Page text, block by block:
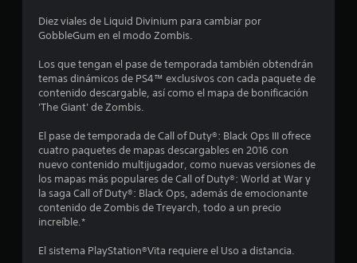
o
t
a
l
d
6
Diez viales de Liquid Divinium para cambiar por
GobbleGum en el modo Zombis.
Los que tengan el pase de temporada también obtendrán
temas dinámicos de PS4™ exclusivos con cada paquete de
contenido descargable, así como el mapa de bonificación
'The Giant' de Zombis.
El pase de temporada de Call of Duty®: Black Ops III ofrece
cuatro paquetes de mapas descargables en 2016 con
nuevo contenido multijugador, como nuevas versiones de
los mapas más populares de Call of Duty®: World at War y
la saga Call of Duty®: Black Ops, además de emocionante
contenido de Zombis de Treyarch, todo a un precio
increíble.*
El sistema PlayStation®Vita requiere el Uso a distancia.